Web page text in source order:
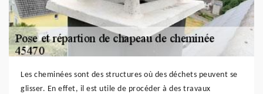
Les cheminées sont des structures où des déchets peuvent se
glisser. En effet, il est utile de procéder à des travaux